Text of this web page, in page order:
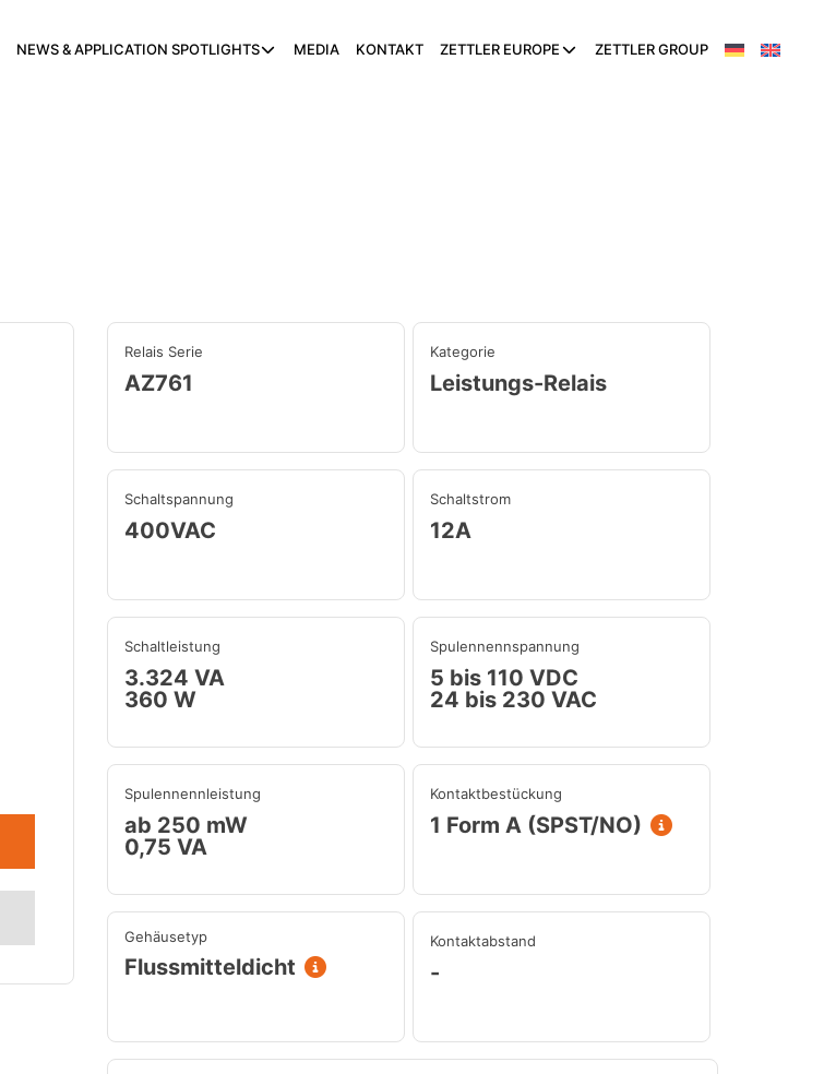
NEWS & APPLICATION SPOTLIGHTS MEDIA KONTAKT ZETTLER EUROPE ZETTLER GROUP
Relais Serie
AZ761
Kategorie
Leistungs-Relais
Schaltspannung
400VAC
Schaltstrom
12A
Schaltleistung
3.324 VA
360 W
Spulennennspannung
5 bis 110 VDC
24 bis 230 VAC
Spulennennleistung
ab 250 mW
0,75 VA
Kontaktbestückung
1 Form A (SPST/NO)
Gehäusetyp
Flussmitteldicht
Kontaktabstand
-